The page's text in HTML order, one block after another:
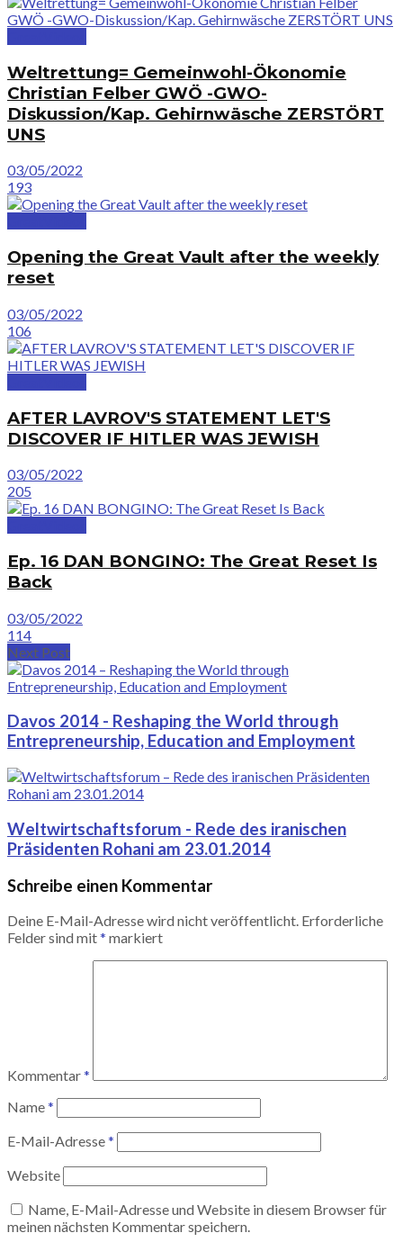
Weltrettung= Gemeinwohl-Ökonomie
Christian Felber GWÖ -GWO-
Diskussion/Kap. Gehirnwäsche ZERSTÖRT
UNS
03/05/2022
193
Opening the Great Vault after the weekly
reset
03/05/2022
106
AFTER LAVROV'S STATEMENT LET'S
DISCOVER IF HITLER WAS JEWISH
03/05/2022
205
Ep. 16 DAN BONGINO: The Great Reset Is
Back
03/05/2022
114
Next Post
Davos 2014 - Reshaping the World through
Entrepreneurship, Education and Employment
Weltwirtschaftsforum - Rede des iranischen
Präsidenten Rohani am 23.01.2014
Schreibe einen Kommentar
Deine E-Mail-Adresse wird nicht veröffentlicht. Erforderliche
Felder sind mit* markiert
Kommentar*
Name*
E-Mail-Adresse*
Website
Name, E-Mail-Adresse und Website in diesem Browser für
meinen nächsten Kommentar speichern.